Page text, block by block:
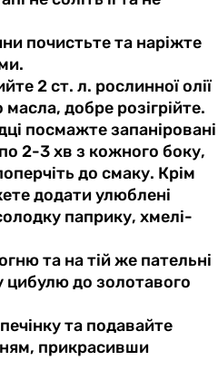
почистьте та наріжте
2 ст. л. рослинної олії
добре розігрійте.
посмажте запаніровані
2-3 хв з кожного боку,
до смаку. Крім
додати улюблені
паприку, хмелі-
та на тій же пательні
цибулю до золотавого
та подавайте
прикрасивши